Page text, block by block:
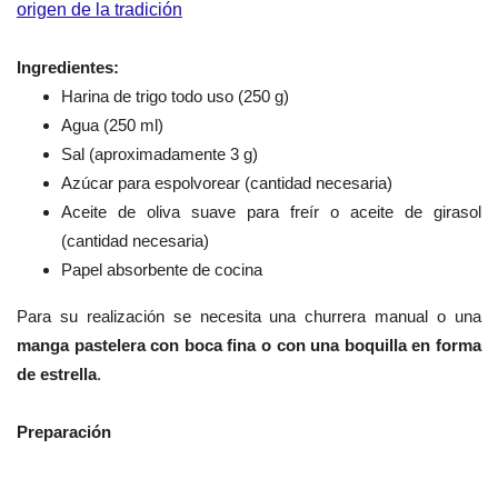
origen de la tradición
Ingredientes:
Harina de trigo todo uso (250 g)
Agua (250 ml)
Sal (aproximadamente 3 g)
Azúcar para espolvorear (cantidad necesaria)
Aceite de oliva suave para freír o aceite de girasol
(cantidad necesaria)
Papel absorbente de cocina
Para su realización se necesita una churrera manual o una
manga pastelera con boca fina o con una boquilla en forma
de estrella.
Preparación